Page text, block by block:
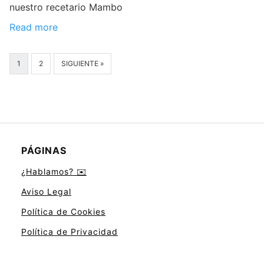
nuestro recetario Mambo
Read more
1 2 SIGUIENTE »
PÁGINAS
¿Hablamos? ✉️
Aviso Legal
Política de Cookies
Política de Privacidad